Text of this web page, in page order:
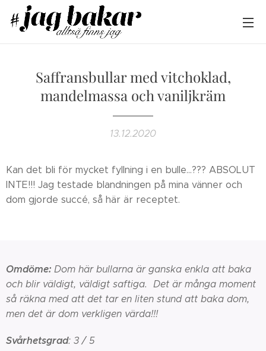
Saffransbullar med vitchoklad,
mandelmassa och vaniljkräm
13.12.2020
Kan det bli för mycket fyllning i en bulle...??? ABSOLUT
INTE!!! Jag testade blandningen på mina vänner och
dom gjorde succé, så här är receptet.
Omdöme: Dom här bullarna är ganska enkla att baka
och blir väldigt, väldigt saftiga. Det är många moment
så räkna med att det tar en liten stund att baka dom,
men det är dom verkligen värda!!!
Svårhetsgrad: 3 / 5